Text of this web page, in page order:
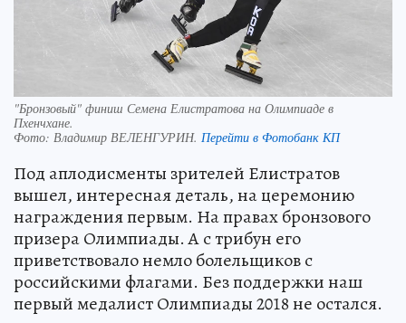
"Бронзовый" финиш Семена Елистратова на Олимпиаде в
Пхенчхане.
Фото: Владимир ВЕЛЕНГУРИН. Перейти в Фотобанк КП
Под аплодисменты зрителей Елистратов
вышел, интересная деталь, на церемонию
награждения первым. На правах бронзового
призера Олимпиады. А с трибун его
приветствовало немло болельщиков с
российскими флагами. Без поддержки наш
первый медалист Олимпиады 2018 не остался.